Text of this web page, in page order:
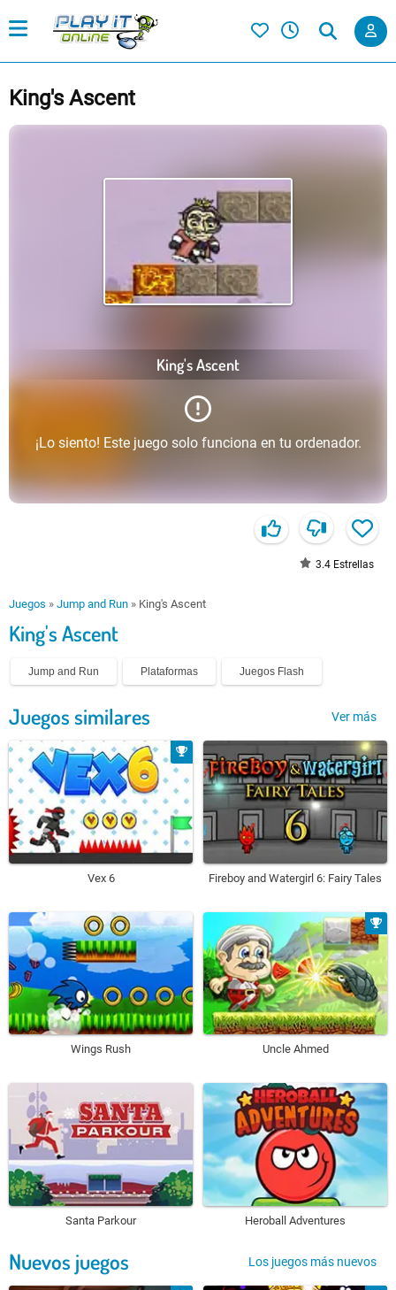
King's Ascent
King's Ascent
¡Lo siento! Este juego solo funciona en tu ordenador.
3.4 Estrellas
Juegos » Jump and Run » King's Ascent
King's Ascent
Jump and Run Plataformas Juegos Flash
Juegos similares Ver más
Vex 6 Fireboy and Watergirl 6: Fairy Tales
Wings Rush Uncle Ahmed
Santa Parkour Heroball Adventures
Nuevos juegos Los juegos más nuevos